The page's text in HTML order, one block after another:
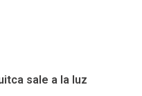
sale a la luz